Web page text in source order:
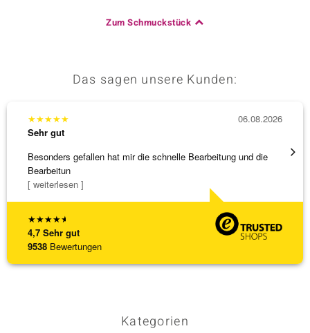
Zum Schmuckstück
Das sagen unsere Kunden:
★★★★★
4,7 Sehr gut
9538 Bewertungen
★★★★★
Sehr gut
Besonders gefallen hat mir die schnelle Bearbeitung und die
Bearbeitun
[ weiterlesen ]
06.08.2026
Bin
Kategorien